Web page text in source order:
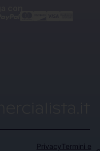
PrivacyTermini e